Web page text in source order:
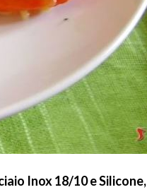
Inox 18/10 e Silicone,